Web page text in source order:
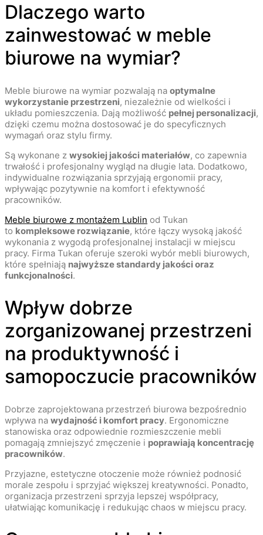
Dlaczego warto
zainwestować w meble
biurowe na wymiar?
Meble biurowe na wymiar pozwalają na optymalne
wykorzystanie przestrzeni, niezależnie od wielkości i
układu pomieszczenia. Dają możliwość pełnej personalizacji,
dzięki czemu można dostosować je do specyficznych
wymagań oraz stylu firmy.
Są wykonane z wysokiej jakości materiałów, co zapewnia
trwałość i profesjonalny wygląd na długie lata. Dodatkowo,
indywidualne rozwiązania sprzyjają ergonomii pracy,
wpływając pozytywnie na komfort i efektywność
pracowników.
Meble biurowe z montażem Lublin od Tukan
to kompleksowe rozwiązanie, które łączy wysoką jakość
wykonania z wygodą profesjonalnej instalacji w miejscu
pracy. Firma Tukan oferuje szeroki wybór mebli biurowych,
które spełniają najwyższe standardy jakości oraz
funkcjonalności.
Wpływ dobrze
zorganizowanej przestrzeni
na produktywność i
samopoczucie pracowników
Dobrze zaprojektowana przestrzeń biurowa bezpośrednio
wpływa na wydajność i komfort pracy. Ergonomiczne
stanowiska oraz odpowiednie rozmieszczenie mebli
pomagają zmniejszyć zmęczenie i poprawiają koncentrację
pracowników.
Przyjazne, estetyczne otoczenie może również podnosić
morale zespołu i sprzyjać większej kreatywności. Ponadto,
organizacja przestrzeni sprzyja lepszej współpracy,
ułatwiając komunikację i redukując chaos w miejscu pracy.